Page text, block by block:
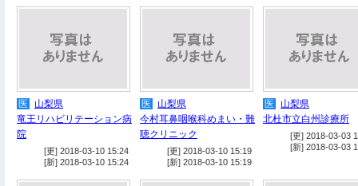
医
山梨県
竜王リハビリテーション病
院
[更] 2018-03-10 15:24
[新] 2018-03-10 15:24
医
山梨県
今村耳鼻咽喉科めまい・難
聴クリニック
[更] 2018-03-10 15:19
[新] 2018-03-10 15:19
医
山梨県
北杜市立白州診療所
[更] 2018-03-03
[新] 2018-03-03